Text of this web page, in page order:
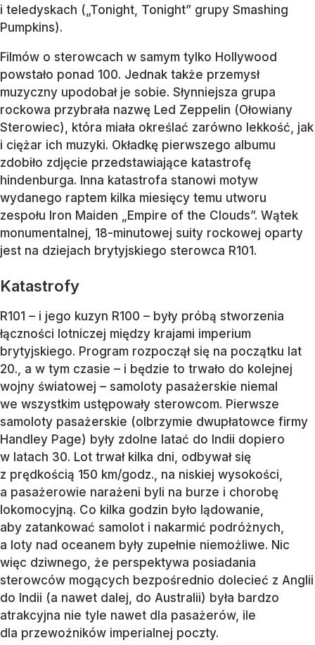
i teledyskach („Tonight, Tonight” grupy Smashing
Pumpkins).
Filmów o sterowcach w samym tylko Hollywood
powstało ponad 100. Jednak także przemysł
muzyczny upodobał je sobie. Słynniejsza grupa
rockowa przybrała nazwę Led Zeppelin (Ołowiany
Sterowiec), która miała określać zarówno lekkość, jak
i ciężar ich muzyki. Okładkę pierwszego albumu
zdobiło zdjęcie przedstawiające katastrofę
hindenburga. Inna katastrofa stanowi motyw
wydanego raptem kilka miesięcy temu utworu
zespołu Iron Maiden „Empire of the Clouds”. Wątek
monumentalnej, 18-minutowej suity rockowej oparty
jest na dziejach brytyjskiego sterowca R101.
Katastrofy
R101 – i jego kuzyn R100 – były próbą stworzenia
łączności lotniczej między krajami imperium
brytyjskiego. Program rozpoczął się na początku lat
20., a w tym czasie – i będzie to trwało do kolejnej
wojny światowej – samoloty pasażerskie niemal
we wszystkim ustępowały sterowcom. Pierwsze
samoloty pasażerskie (olbrzymie dwupłatowce firmy
Handley Page) były zdolne latać do Indii dopiero
w latach 30. Lot trwał kilka dni, odbywał się
z prędkością 150 km/godz., na niskiej wysokości,
a pasażerowie narażeni byli na burze i chorobę
lokomocyjną. Co kilka godzin było lądowanie,
aby zatankować samolot i nakarmić podróżnych,
a loty nad oceanem były zupełnie niemożliwe. Nic
więc dziwnego, że perspektywa posiadania
sterowców mogących bezpośrednio dolecieć z Anglii
do Indii (a nawet dalej, do Australii) była bardzo
atrakcyjna nie tyle nawet dla pasażerów, ile
dla przewoźników imperialnej poczty.